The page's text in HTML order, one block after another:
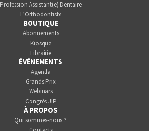
Profession Assistant(e) Dentaire
L’Orthodontiste
BOUTIQUE
Abonnements
Kiosque
Librairie
ÉVÉNEMENTS
Agenda
Grands Prix
Webinars
Congrès JIP
À PROPOS
Qui sommes-nous ?